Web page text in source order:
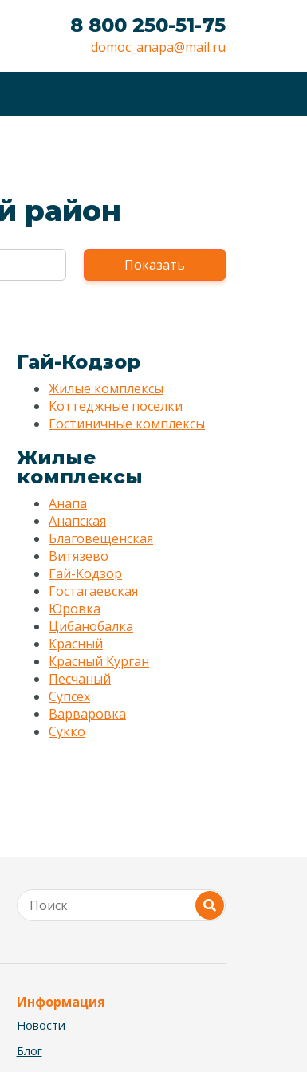
8 800 250-51-75
domoc_anapa@mail.ru
район
Показать
Гай-Кодзор
Жилые комплексы
Коттеджные поселки
Гостиничные комплексы
Жилые
комплексы
Анапа
Анапская
Благовещенская
Витязево
Гай-Кодзор
Гостагаевская
Юровка
Цибанобалка
Красный
Красный Курган
Песчаный
Супсех
Варваровка
Сукко
Информация
Новости
Блог